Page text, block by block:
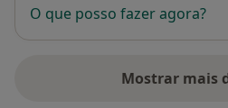
O que posso fazer agora?
Mostrar mais